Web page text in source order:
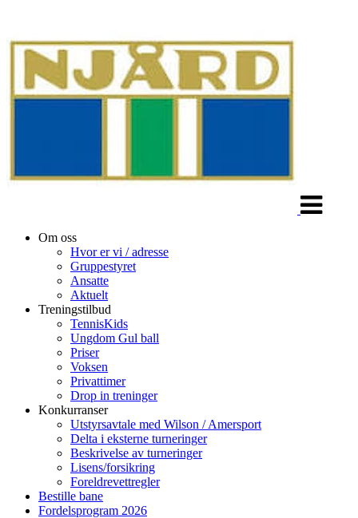
Om oss
Hvor er vi / adresse
Gruppestyret
Ansatte
Aktuelt
Treningstilbud
TennisKids
Ungdom Gul ball
Priser
Voksen
Privattimer
Drop in treninger
Konkurranser
Utstyrsavtale med Wilson / Amersport
Delta i eksterne turneringer
Beskrivelse av turneringer
Lisens/forsikring
Foreldrevettregler
Bestille bane
Fordelsprogram 2026